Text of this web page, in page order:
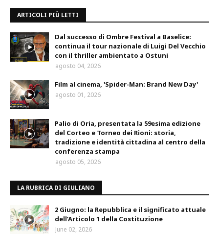
ARTICOLI PIÙ LETTI
Dal successo di Ombre Festival a Baselice:
continua il tour nazionale di Luigi Del Vecchio
con il thriller ambientato a Ostuni
agosto 04, 2026
Film al cinema, 'Spider-Man: Brand New Day'
agosto 01, 2026
Palio di Oria, presentata la 59esima edizione
del Corteo e Torneo dei Rioni: storia,
tradizione e identità cittadina al centro della
conferenza stampa
agosto 05, 2026
LA RUBRICA DI GIULIANO
2 Giugno: la Repubblica e il significato attuale
dell’Articolo 1 della Costituzione
June 02, 2026